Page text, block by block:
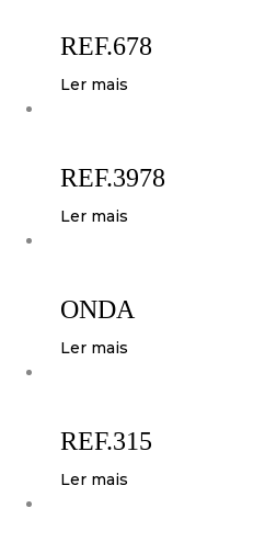
REF.678
Ler mais
REF.3978
Ler mais
ONDA
Ler mais
REF.315
Ler mais